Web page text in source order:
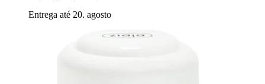
Entrega até 20. agosto